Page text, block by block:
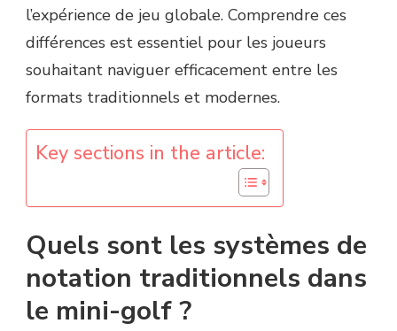
l’expérience de jeu globale. Comprendre ces
différences est essentiel pour les joueurs
souhaitant naviguer efficacement entre les
formats traditionnels et modernes.
Key sections in the article:
Quels sont les systèmes de
notation traditionnels dans
le mini-golf ?